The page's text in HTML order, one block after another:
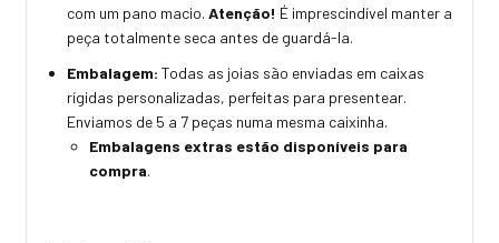
com um pano macio. Atenção! É imprescindível manter a
peça totalmente seca antes de guardá-la.
Embalagem: Todas as joias são enviadas em caixas
rígidas personalizadas, perfeitas para presentear.
Enviamos de 5 a 7 peças numa mesma caixinha.
Embalagens extras estão disponíveis para
compra.